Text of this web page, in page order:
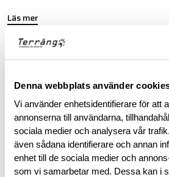
Denna webbplats använder
Vi använder enhetsidentifierare för att
annonserna till användarna,
sociala medier och analysera vår
även sådana identifierare och annan
enhet till de sociala medier och
som vi samarbetar med. Dessa kan i
Läs mer
BESKRIVNING